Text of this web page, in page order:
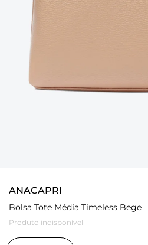
ANACAPRI
Bolsa Tote Média Timeless Bege
Produto indisponível